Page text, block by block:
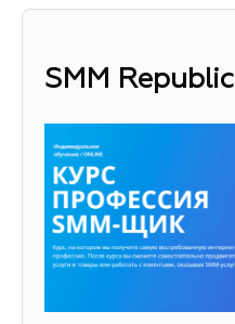
SMM Republic